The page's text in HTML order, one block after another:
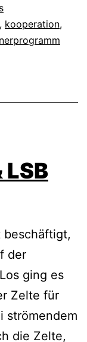
, kooperation,
beschäftigt,
der
ging es
Zelte für
strömendem
die Zelte,